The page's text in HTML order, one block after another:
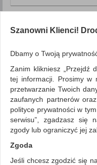
WSZYSTKIE
FILTRY
REKLAMA
AKTUALNOŚCI
Artykuły szkolne
Szanowni Klienci!
Dbamy o Twoją
Zanim klikniesz „Przejdź
tej informacji. Prosimy w
przetwarzanie Twoich
zaufanych partnerów
polityce prywatności w
serwisu”, zgadzasz się
zgody lub ograniczyć jej
Zgoda
Jeśli chcesz zgodzić się